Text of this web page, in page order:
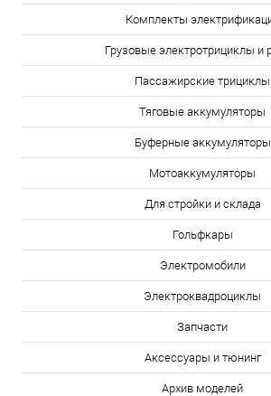
Комплекты
Грузовые электротрициклы и
Пассажирские трициклы
Тяговые аккумуляторы
Буферные аккумуляторы
Мотоаккумуляторы
Для стройки и склада
Гольфкары
Электромобили
Электроквадроциклы
Запчасти
Аксессуары и тюнинг
Архив моделей